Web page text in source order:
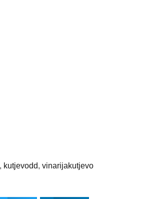
kutjevodd, vinarijakutjevo